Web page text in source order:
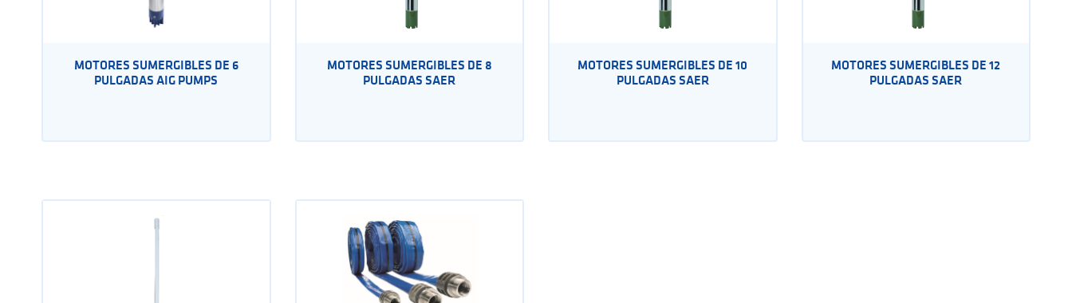
MOTORES SUMERGIBLES DE 6
PULGADAS AIG PUMPS
MOTORES SUMERGIBLES DE 8
PULGADAS SAER
MOTORES SUMERGIBLES DE 10
PULGADAS SAER
MOTORES SUMERGIBLES DE 12
PULGADAS SAER